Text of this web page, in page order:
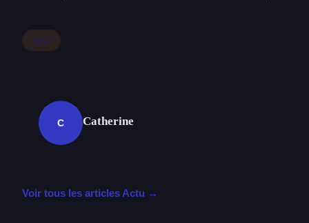
Actu
C Catherine
Voir tous les articles Actu →